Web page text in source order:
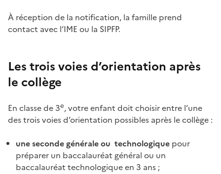
À réception de la notification, la famille prend
contact avec l’IME ou la SIPFP.
Les trois voies d’orientation après
le collège
En classe de 3e, votre enfant doit choisir entre l’une
des trois voies d’orientation possibles après le collège :
une seconde générale ou technologique pour
préparer un baccalauréat général ou un
baccalauréat technologique en 3 ans ;